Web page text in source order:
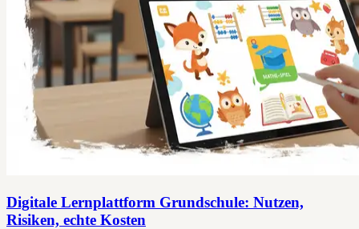
Digitale Lernplattform Grundschule: Nutzen,
Risiken, echte Kosten